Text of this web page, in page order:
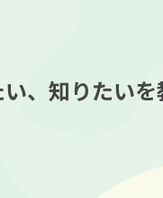
、知りたい